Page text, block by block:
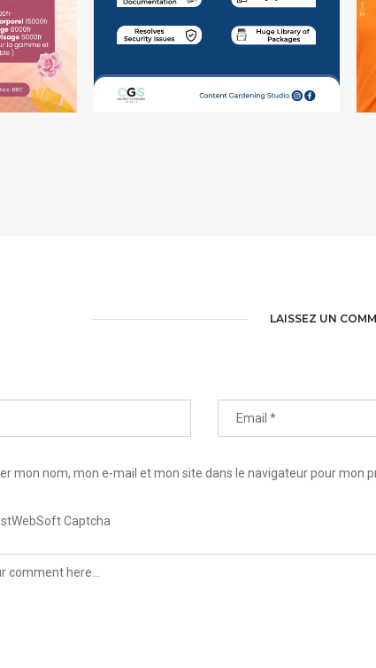
LAISSEZ UN
mon nom, mon e-mail et mon site dans le navigateur pour mon
Captcha